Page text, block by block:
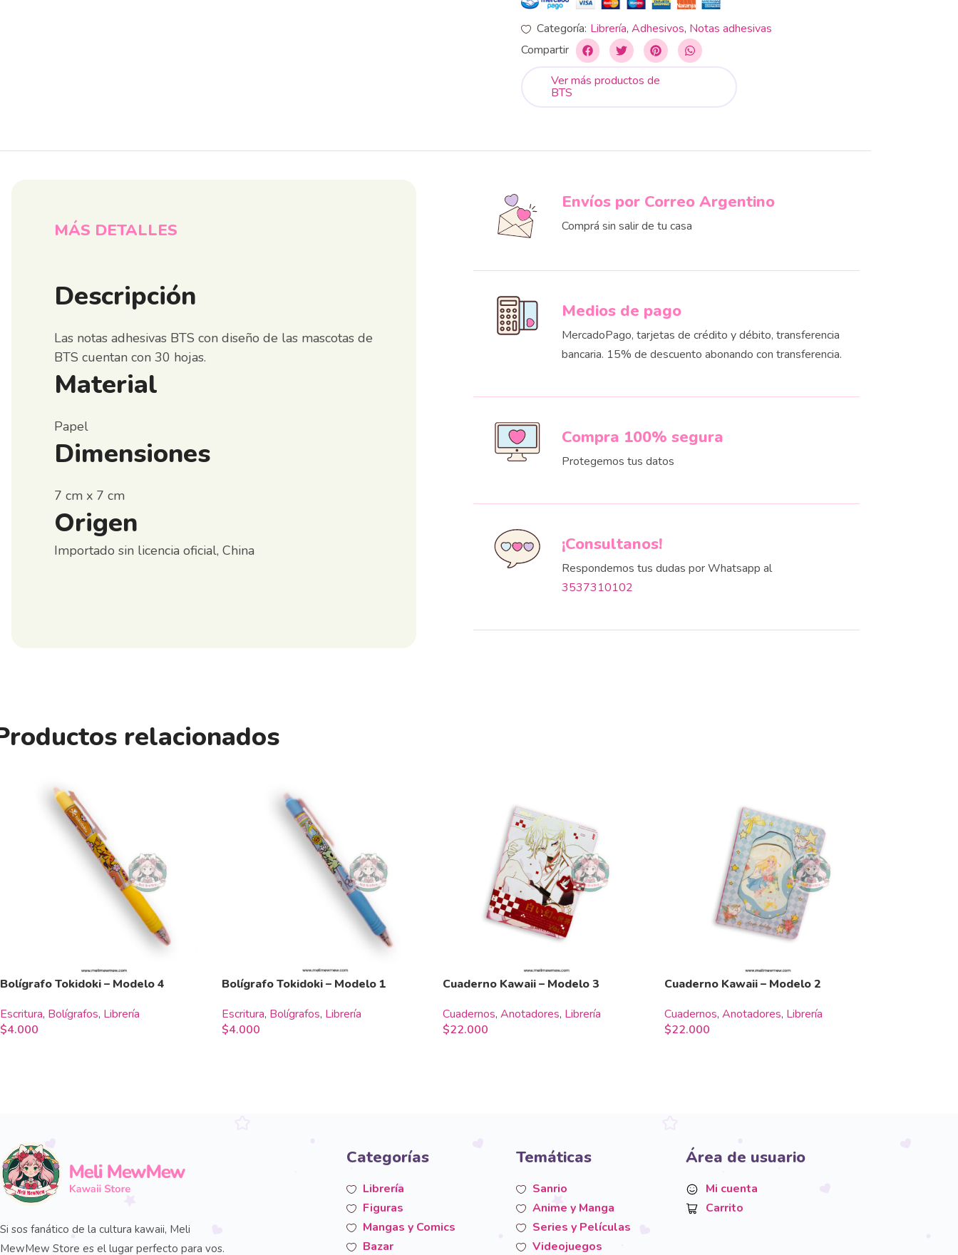
Categoría: Librería, Adhesivos, Notas adhesivas
Compartir
Ver más productos de
BTS
MÁS DETALLES
Descripción
Las notas adhesivas BTS con diseño de las mascotas de
BTS cuentan con 30 hojas.
Material
Papel
Dimensiones
7 cm x 7 cm
Origen
Importado sin licencia oficial, China
Envíos por Correo Argentino
Comprá sin salir de tu casa
Medios de pago
MercadoPago, tarjetas de crédito y débito, transferencia
bancaria. 15% de descuento abonando con transferencia.
Compra 100% segura
Protegemos tus datos
¡Consultanos!
Respondemos tus dudas por Whatsapp al
3537310102
relacionados
Bolígrafo Tokidoki – Modelo 4
Escritura, Bolígrafos, Librería
$4.000
Bolígrafo Tokidoki – Modelo 1
Escritura, Bolígrafos, Librería
$4.000
Cuaderno Kawaii – Modelo 3
Cuadernos, Anotadores, Librería
$22.000
Cuaderno Kawaii – Modelo 2
Cuadernos, Anotadores, Librería
$22.000
Si sos fanático de la cultura kawaii, Meli
MewMew Store es el lugar perfecto para vos.
Categorías
Librería
Figuras
Mangas y Comics
Bazar
Temáticas
Sanrio
Anime y Manga
Series y Películas
Videojuegos
Área de usuario
Mi cuenta
Carrito